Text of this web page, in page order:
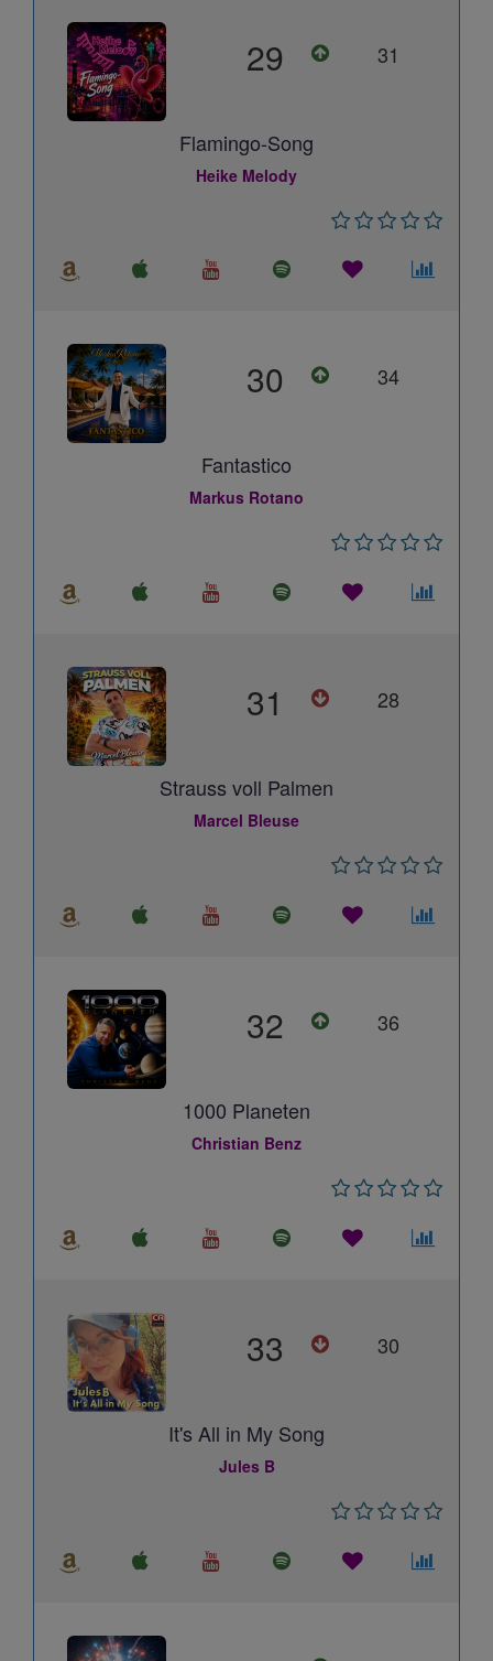
29 31
Flamingo-Song
Heike Melody
30 34
Fantastico
Markus Rotano
31 28
Strauss voll Palmen
Marcel Bleuse
32 36
1000 Planeten
Christian Benz
33 30
It's All in My Song
Jules B